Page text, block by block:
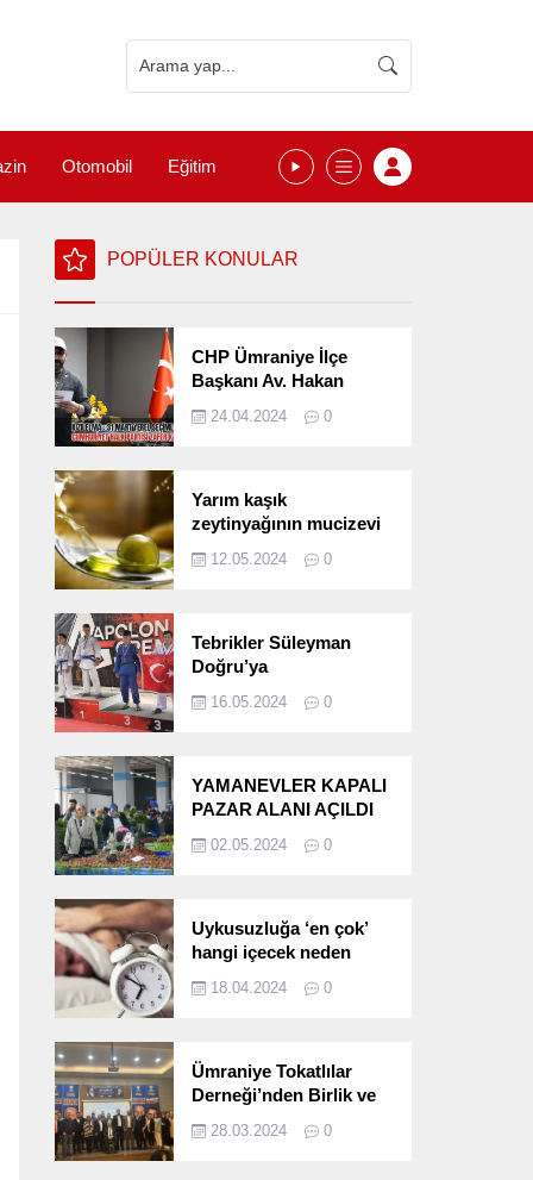
Otomobil Eğitim
POPÜLER KONULAR
CHP Ümraniye İlçe
Başkanı Av. Hakan
Seçimlerini
24.04.2024 0
Yarım kaşık
zeytinyağının mucizevi
12.05.2024 0
Tebrikler Süleyman
Doğru’ya
16.05.2024 0
YAMANEVLER KAPALI
PAZAR ALANI AÇILDI
02.05.2024 0
Uykusuzluğa ‘en çok’
hangi içecek neden
18.04.2024 0
Ümraniye Tokatlılar
Derneği’nden Birlik ve
Programı
28.03.2024 0